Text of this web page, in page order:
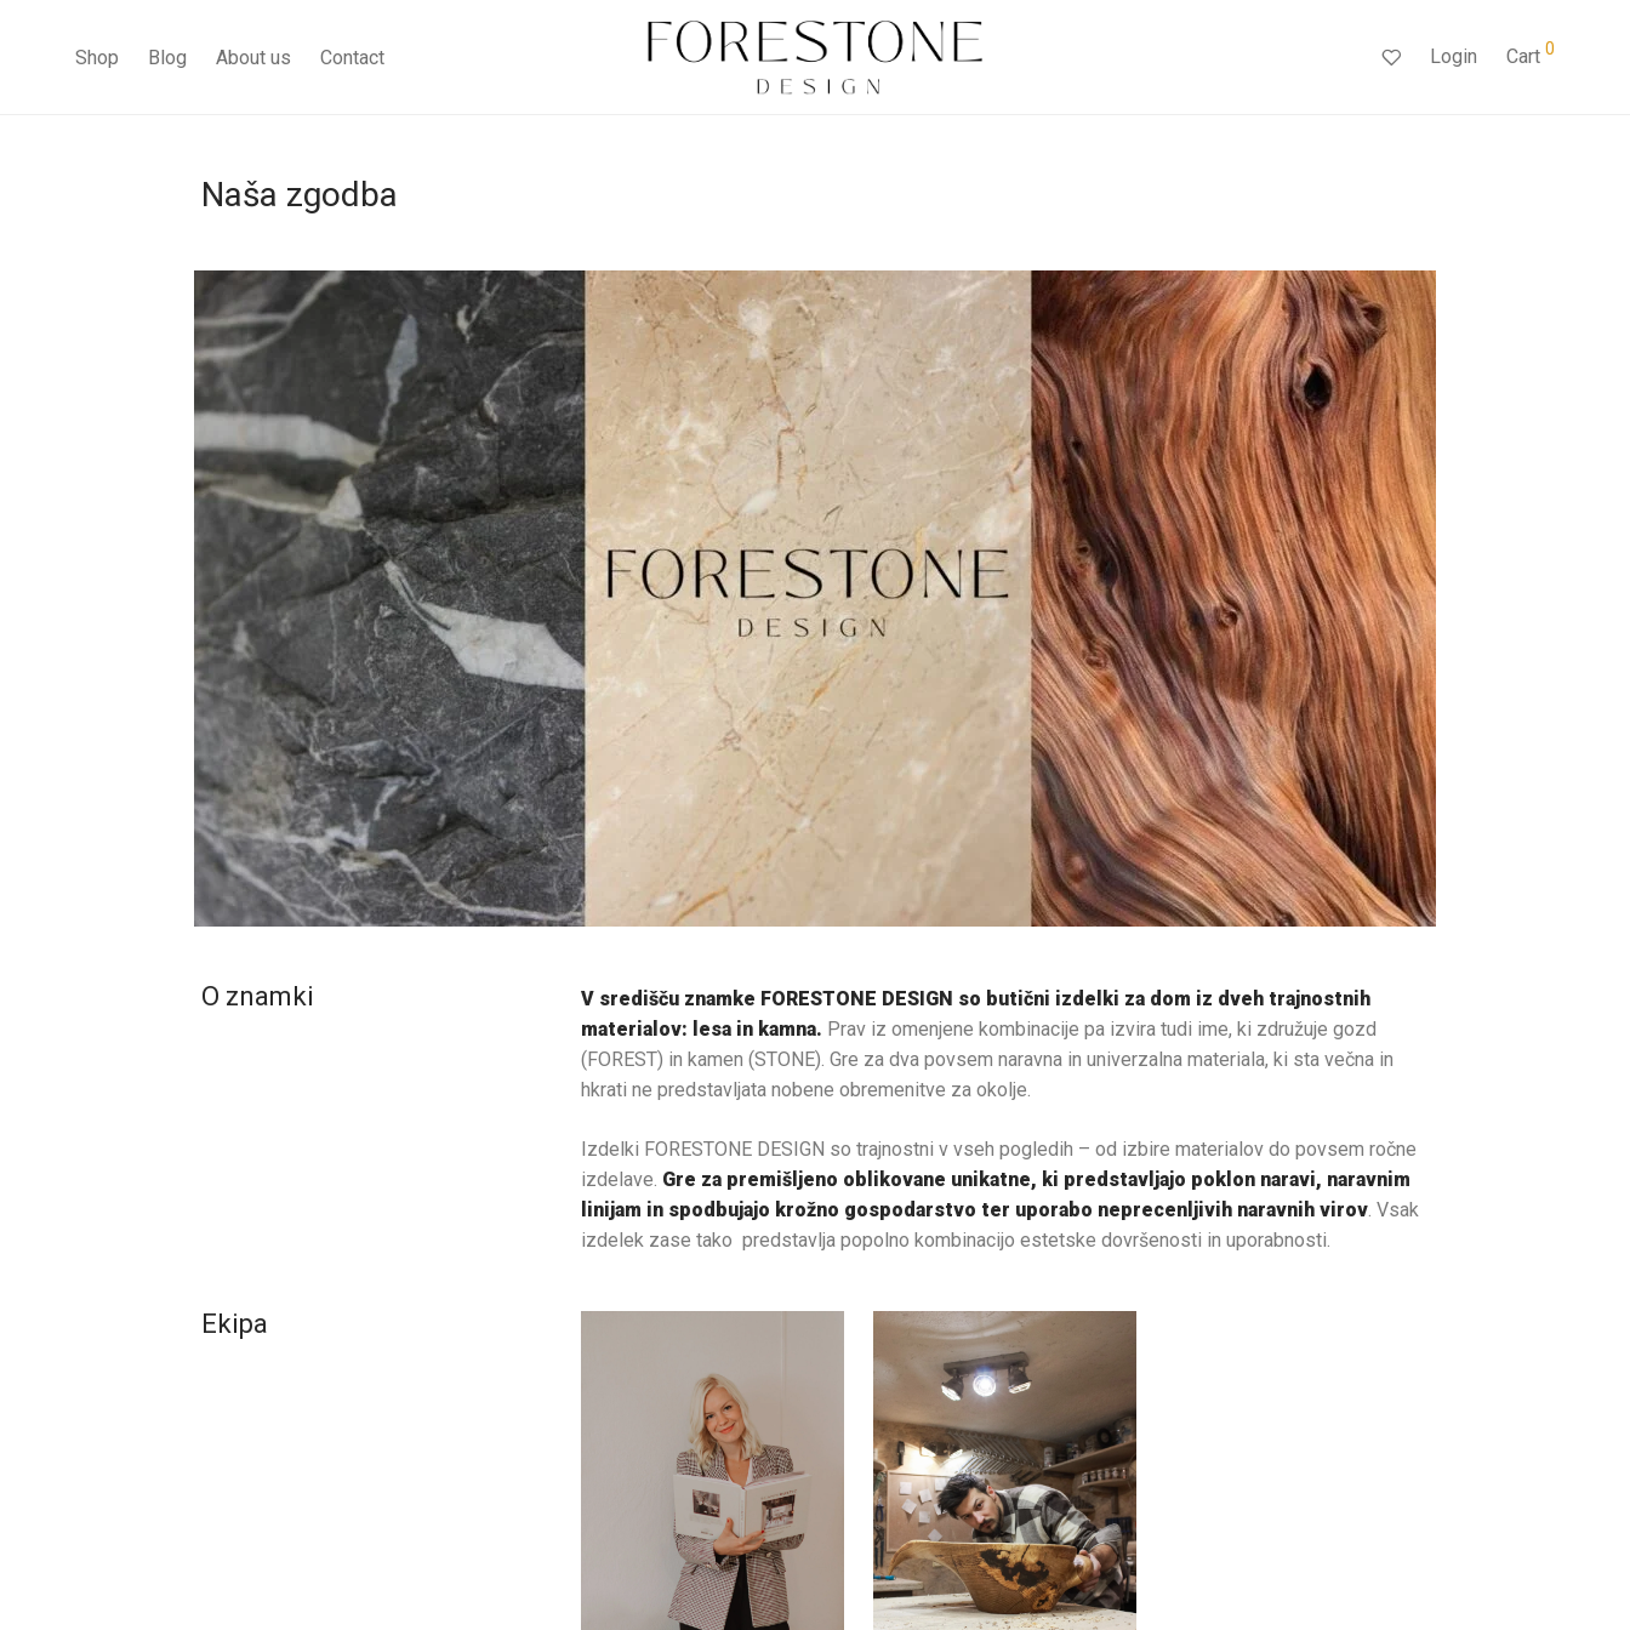
Shop Blog About us Contact Login Cart 0
Naša zgodba
O znamki
V središču znamke FORESTONE DESIGN so butični izdelki za dom iz dveh trajnostnih
materialov: lesa in kamna. Prav iz omenjene kombinacije pa izvira tudi ime, ki združuje gozd
(FOREST) in kamen (STONE). Gre za dva povsem naravna in univerzalna materiala, ki sta večna in
hkrati ne predstavljata nobene obremenitve za okolje.
Izdelki FORESTONE DESIGN so trajnostni v vseh pogledih – od izbire materialov do povsem ročne
izdelave. Gre za premišljeno oblikovane unikatne, ki predstavljajo poklon naravi, naravnim
linijam in spodbujajo krožno gospodarstvo ter uporabo neprecenljivih naravnih virov. Vsak
izdelek zase tako predstavlja popolno kombinacijo estetske dovršenosti in uporabnosti.
Ekipa